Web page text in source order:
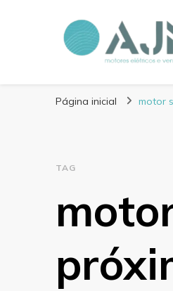
Blog
Página inicial motor
TAG